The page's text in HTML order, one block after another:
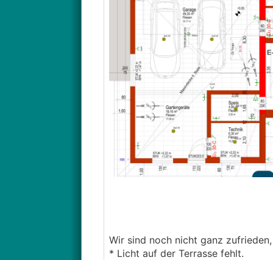
Wir sind noch nicht ganz
* Licht auf der Terrasse fehlt.